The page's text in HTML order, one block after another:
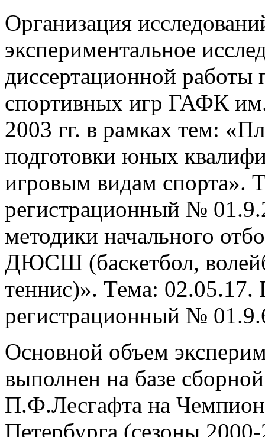
Организация
экспериментальное
диссертационной работы
спортивных игр ГАФК
2003 гг. в рамках тем:
подготовки юных
игровым видам спорта».
регистрационный №
методики начального
ДЮСШ (баскетбол,
теннис)». Тема: 02.05.17.
регистрационный №
Основной объем
выполнен на базе
П.Ф.Лесгафта на
Петербурга (сезоны